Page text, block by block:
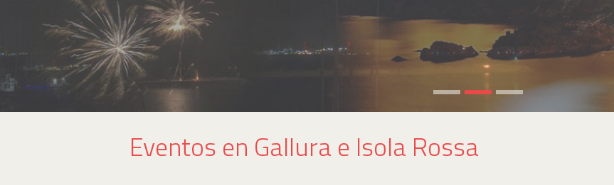
Eventos en Gallura e Isola Rossa